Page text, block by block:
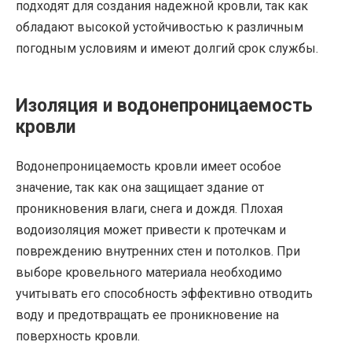
подходят для создания надежной кровли, так как
обладают высокой устойчивостью к различным
погодным условиям и имеют долгий срок службы.
Изоляция и водонепроницаемость
кровли
Водонепроницаемость кровли имеет особое
значение, так как она защищает здание от
проникновения влаги, снега и дождя. Плохая
водоизоляция может привести к протечкам и
повреждению внутренних стен и потолков. При
выборе кровельного материала необходимо
учитывать его способность эффективно отводить
воду и предотвращать ее проникновение на
поверхность кровли.